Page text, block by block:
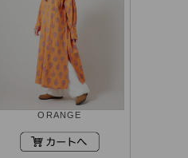
ORANGE